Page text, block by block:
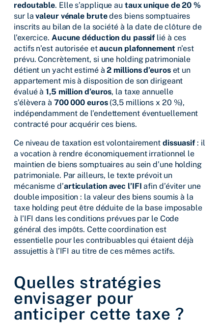
redoutable. Elle s’applique au taux unique de 20 %
sur lavaleur vénale brutedes biens somptuaires
inscrits au bilan de la société à la date de clôture de
l’exercice. Aucune déduction du passif lié à ces
actifs n’est autorisée etaucun plafonnement n’est
prévu. Concrètement, si une holding patrimoniale
détient un yacht estimé à2 millions d’euroset un
appartement mis à disposition de son dirigeant
évalué à1,5 million d’euros, la taxe annuelle
s’élèvera à 700 000 euros(3,5 millions x 20 %),
indépendamment de l’endettement éventuellement
contracté pour acquérir ces biens.
Ce niveau de taxation est volontairement dissuasif : il
a vocation à rendre économiquement irrationnel le
maintien de biens somptuaires au sein d’une holding
patrimoniale. Par ailleurs, le texte prévoit un
mécanisme d’articulation avec l’IFI afin d’éviter une
double imposition : la valeur des biens soumis à la
taxe holding peut être déduite de la base imposable
à l’IFI dans les conditions prévues par le Code
général des impôts. Cette coordination est
essentielle pour les contribuables qui étaient déjà
assujettis à l’IFI au titre de ces mêmes actifs.
Quelles stratégies
envisager pour
anticiper cette taxe ?